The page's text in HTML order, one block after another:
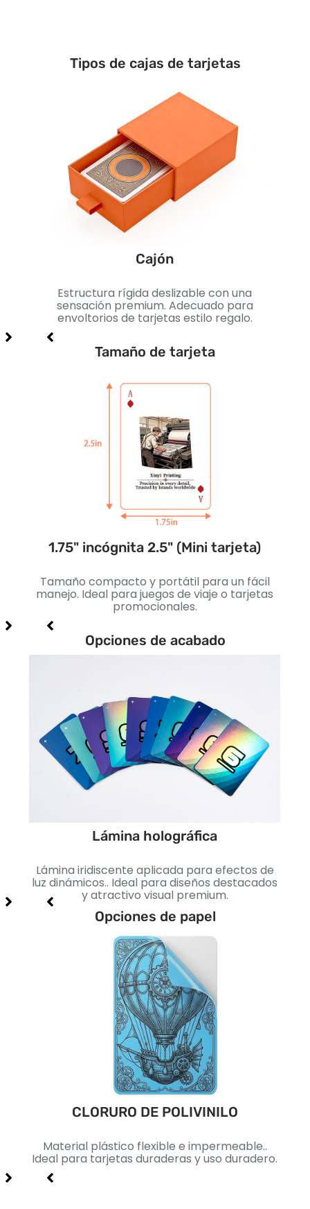
Tipos de cajas de tarjetas
Cajón
Estructura rígida deslizable con una
sensación premium. Adecuado para
envoltorios de tarjetas estilo regalo.
Tamaño de tarjeta
1.75" incógnita 2.5" (Mini tarjeta)
Tamaño compacto y portátil para un fácil
manejo. Ideal para juegos de viaje o tarjetas
promocionales.
Opciones de acabado
Lámina holográfica
Lámina iridiscente aplicada para efectos de
luz dinámicos.. Ideal para diseños destacados
y atractivo visual premium.
Opciones de papel
CLORURO DE POLIVINILO
Material plástico flexible e impermeable..
Ideal para tarjetas duraderas y uso duradero.